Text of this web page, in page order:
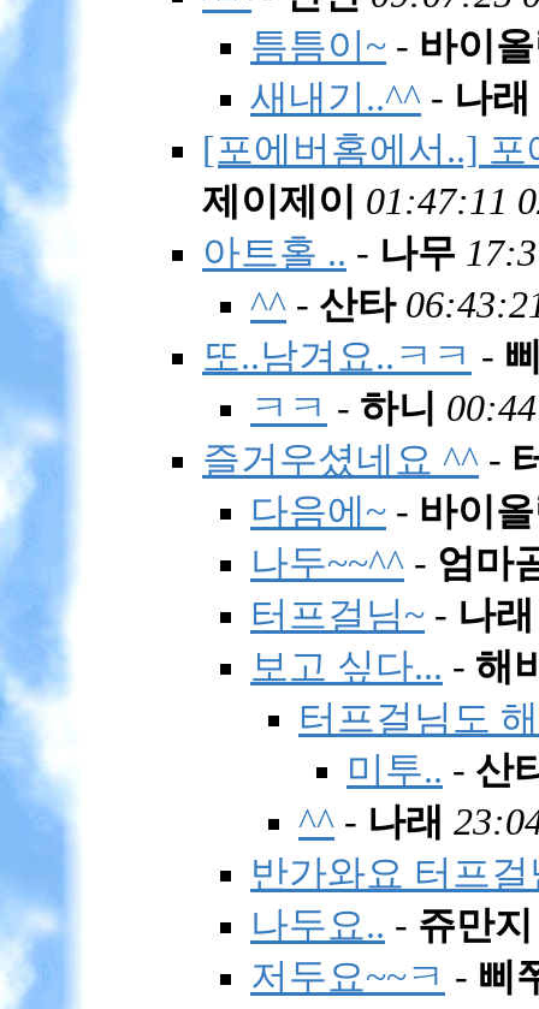
틈틈이~ - 바이
새내기..^^ - 나래
[포에버홈에서..]
제이제이
01:47:11
아트홀 .. - 나무
^^ - 산타
또..남겨요..ㅋㅋ -
ㅋㅋ - 하니
즐거우셨네요 ^^ -
다음에~ - 바이
나두~~^^ - 엄마
터프걸님~ - 나래
보고 싶다... - 해
터프걸님도
미투.. - 산
^^ - 나래
반가와요 터프걸
나두요.. - 쥬만지
저두요~~ㅋ - 삐